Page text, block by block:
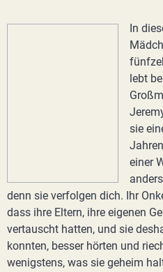
In
lebt
sie
einer
denn sie verfolgen dich. Ihr
dass ihre Eltern, ihre eigenen
vertauscht hatten, und sie
konnten, besser hörten und
wenigstens, was sie geheim